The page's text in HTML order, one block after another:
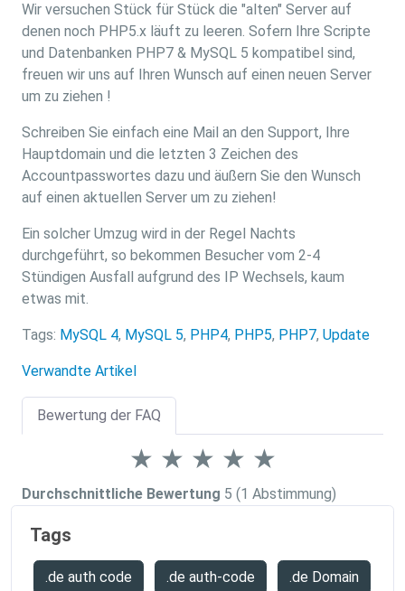
Wir versuchen Stück für Stück die "alten" Server auf
denen noch PHP5.x läuft zu leeren. Sofern Ihre Scripte
und Datenbanken PHP7 & MySQL 5 kompatibel sind,
freuen wir uns auf Ihren Wunsch auf einen neuen Server
um zu ziehen !
Schreiben Sie einfach eine Mail an den Support, Ihre
Hauptdomain und die letzten 3 Zeichen des
Accountpasswortes dazu und äußern Sie den Wunsch
auf einen aktuellen Server um zu ziehen!
Ein solcher Umzug wird in der Regel Nachts
durchgeführt, so bekommen Besucher vom 2-4
Stündigen Ausfall aufgrund des IP Wechsels, kaum
etwas mit.
Tags: MySQL 4, MySQL 5, PHP4, PHP5, PHP7, Update
Verwandte Artikel
Bewertung der FAQ
★
★
★
★
★
Durchschnittliche Bewertung 5 (1 Abstimmung)
Tags
.de auth code .de auth-code .de Domain